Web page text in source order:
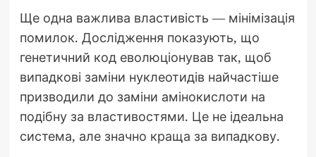
Ще одна важлива властивість — мінімізація
помилок. Дослідження показують, що
генетичний код еволюціонував так, щоб
випадкові заміни нуклеотидів найчастіше
призводили до заміни амінокислоти на
подібну за властивостями. Це не ідеальна
система, але значно краща за випадкову.